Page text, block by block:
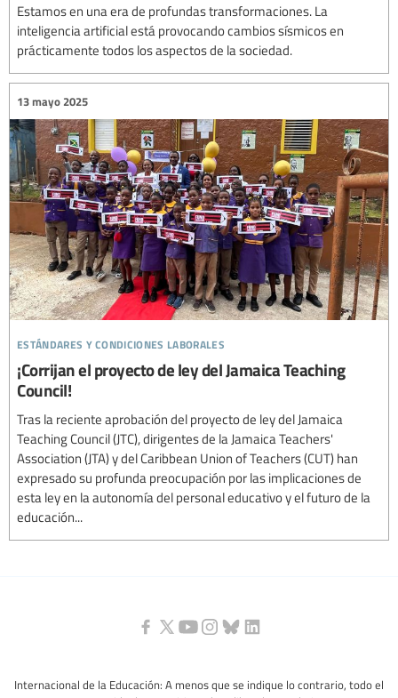
Estamos en una era de profundas transformaciones. La
inteligencia artificial está provocando cambios sísmicos en
prácticamente todos los aspectos de la sociedad.
estándares y condiciones laborales
13 mayo 2025
¡Corrijan el proyecto de ley del Jamaica Teaching
Council!
Tras la reciente aprobación del proyecto de ley del Jamaica
Teaching Council (JTC), dirigentes de la Jamaica Teachers'
Association (JTA) y del Caribbean Union of Teachers (CUT) han
expresado su profunda preocupación por las implicaciones de
esta ley en la autonomía del personal educativo y el futuro de la
educación...
Internacional de la Educación: A menos que se indique lo contrario, todo el